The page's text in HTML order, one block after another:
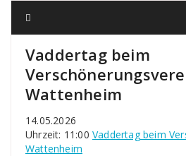
Vaddertag beim
Wattenheim
14.05.2026
Uhrzeit: 11:00 Vaddertag beim
Wattenheim